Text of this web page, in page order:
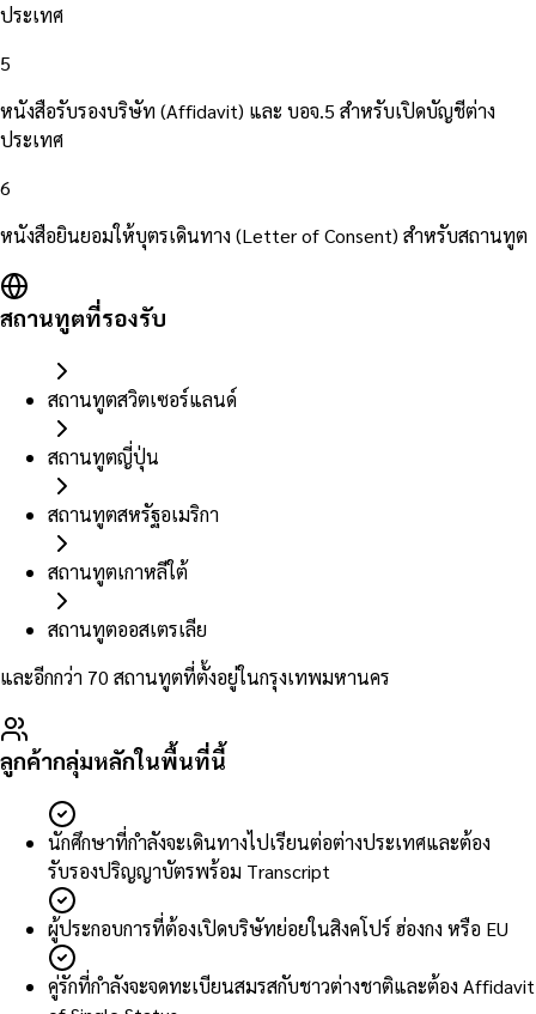
ประเทศ
5
หนังสือรับรองบริษัท (Affidavit) และ บอจ.5 สำหรับเปิดบัญชีต่าง
ประเทศ
6
หนังสือยินยอมให้บุตรเดินทาง (Letter of Consent) สำหรับสถานทูต
สถานทูตที่รองรับ
สถานทูตสวิตเซอร์แลนด์
สถานทูตญี่ปุ่น
สถานทูตสหรัฐอเมริกา
สถานทูตเกาหลีใต้
สถานทูตออสเตรเลีย
และอีกกว่า 70 สถานทูตที่ตั้งอยู่ในกรุงเทพมหานคร
ลูกค้ากลุ่มหลักในพื้นที่นี้
นักศึกษาที่กำลังจะเดินทางไปเรียนต่อต่างประเทศและต้อง
รับรองปริญญาบัตรพร้อม Transcript
ผู้ประกอบการที่ต้องเปิดบริษัทย่อยในสิงคโปร์ ฮ่องกง หรือ EU
คู่รักที่กำลังจะจดทะเบียนสมรสกับชาวต่างชาติและต้อง Affidavit